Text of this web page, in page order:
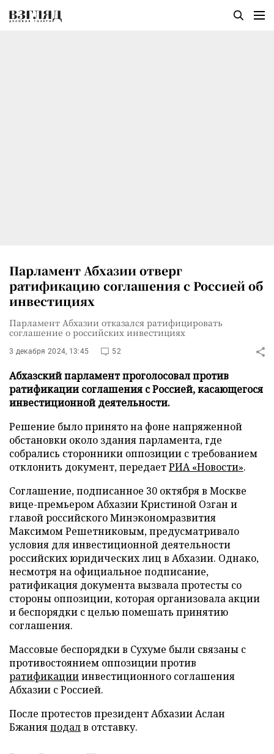
Парламент Абхазии отверг
ратификацию соглашения с Россией об
инвестициях
Парламент Абхазии отказался ратифицировать
соглашение о российских инвестициях
3 декабря 2024, 13:45 52
Абхазский парламент проголосовал против
ратификации соглашения с Россией, касающегося
инвестиционной деятельности.
Решение было принято на фоне напряженной
обстановки около здания парламента, где
собрались сторонники оппозиции с требованием
отклонить документ, передаетРИА «Новости».
Соглашение, подписанное 30 октября в Москве
вице-премьером Абхазии Кристиной Озган и
главой российского Минэкономразвития
Максимом Решетниковым, предусматривало
условия для инвестиционной деятельности
российских юридических лиц в Абхазии. Однако,
несмотря на официальное подписание,
ратификация документа вызвала протесты со
стороны оппозиции, которая организовала акции
и беспорядки с целью помешать принятию
соглашения.
Массовые беспорядки в Сухуме были связаны с
противостоянием оппозиции против
ратификацииинвестиционного соглашения
Абхазии с Россией.
После протестов президент Абхазии Аслан
Бжанияподалв отставку.